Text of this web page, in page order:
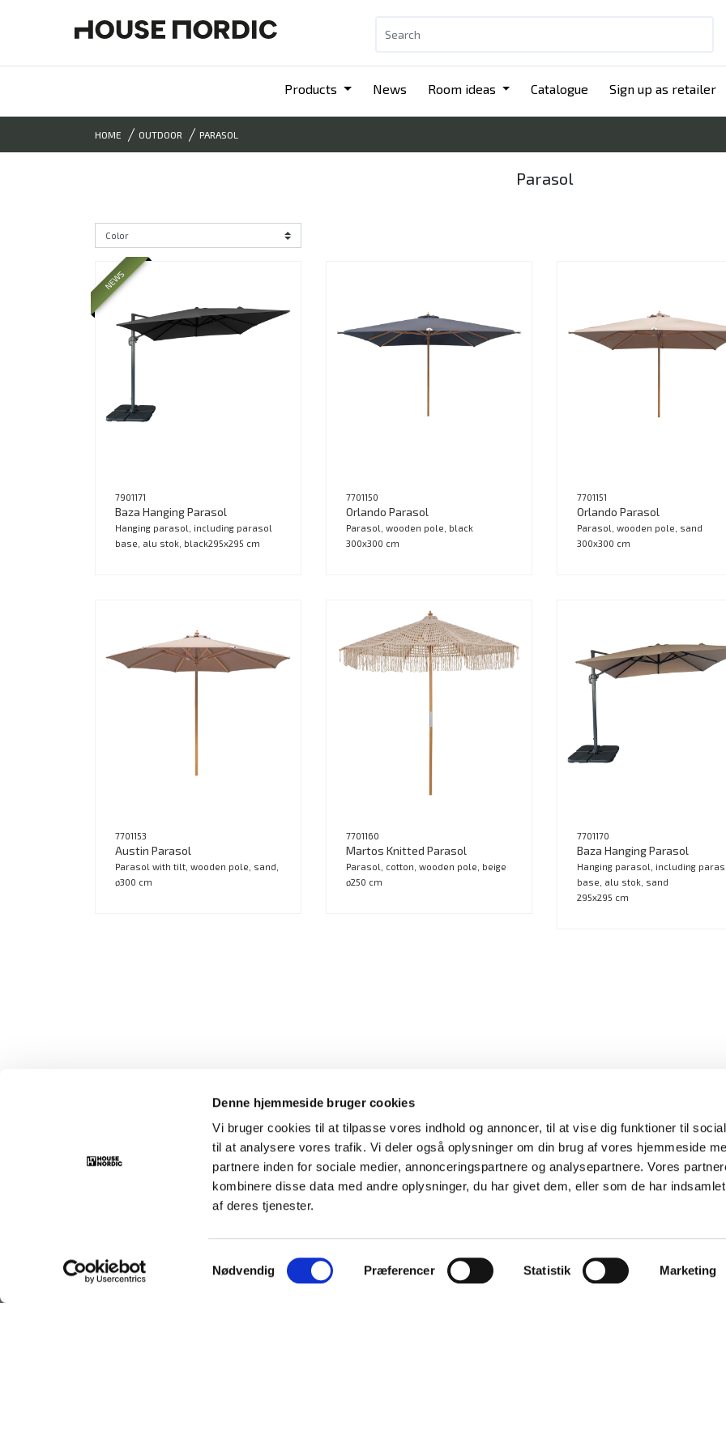
Denne hjemmeside bruger cookies
Vi bruger cookies til at tilpasse vores indhold og annoncer, til at vise dig funktioner til
til at analysere vores trafik. Vi deler også oplysninger om din brug af vores hjemmeside
partnere inden for sociale medier, annonceringspartnere og analysepartnere. Vores
kombinere disse data med andre oplysninger, du har givet dem, eller som de har
af deres tjenester.
Samtykkevalg
Nødvendig Præferencer Statistik Marketing
Products News Room ideas Catalogue Sign up as retailer
HOME OUTDOOR PARASOL
Parasol
NEWS
7901171
Baza Hanging Parasol
Hanging parasol, including parasol
base, alu stok, black295x295 cm
7701150
Orlando Parasol
Parasol, wooden pole, black
300x300 cm
7701151
Orlando Parasol
Parasol, wooden pole, sand
300x300 cm
7701153
Austin Parasol
Parasol with tilt, wooden pole, sand,
ø300 cm
7701160
Martos Knitted Parasol
Parasol, cotton, wooden pole, beige
ø250 cm
7701170
Baza Hanging Parasol
Hanging parasol, including
base, alu stok, sand
295x295 cm
House Nordic
Tlf.: +45 31 40 11 88
Products
Catalogue
Catalogue
Contact
Our DNA and history